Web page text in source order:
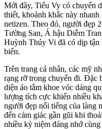
Mới đây, Tiểu Vy có chuyến
thiết, khoảnh khắc này
netizen. Theo đó, người đẹp
Tường San, Á hậu Diễm
Huỳnh Thúy Vi đã có dịp
biển.
Trên trang cá nhân, các mỹ
rạng rỡ trong chuyến đi. Đặc
diện áo tắm khoe vóc dáng
lượng tích cực khiến nhiều
người đẹp nổi tiếng của làng
đến cảm giác gần gũi khi
nhiều kỷ niệm đáng nhớ cùng